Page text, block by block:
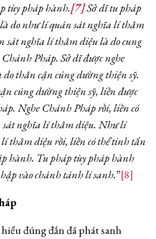
tùy pháp hành.[7]Sở dĩ tu pháp
do như lí quán sát nghĩa lí thâm
sát nghĩa lí thâm diệu là do cung
Pháp. Sở dĩ được nghe
thân cận cúng dường thiện sỹ.
cúng dường thiện sỹ, liền được
Nghe Chánh Pháp rồi, liền có
nghĩa lí thâm diệu. Như lí
thâm diệu rồi, liền có thể tinh tấn
hành. Tu pháp tùy pháp hành
vào chánh tánh li sanh.”[8]
đúng đắn đã phát sanh